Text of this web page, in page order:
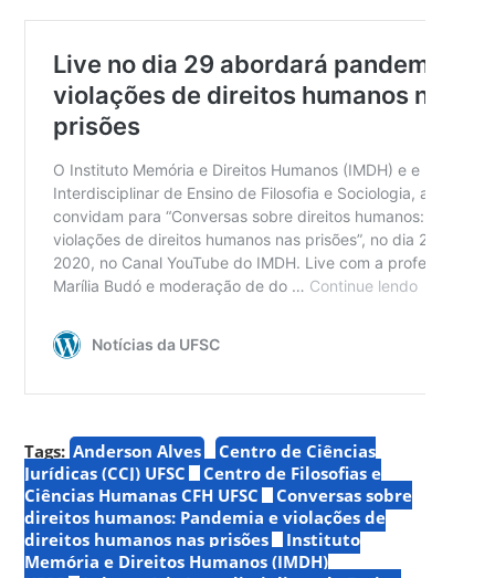
Tags: Anderson Alves
Centro de Ciências
Jurídicas (CCJ) UFSC
Centro de Filosofias e
Ciências Humanas CFH UFSC
Conversas sobre
direitos humanos: Pandemia e violações de
direitos humanos nas prisões
Instituto
Memória e Direitos Humanos (IMDH)